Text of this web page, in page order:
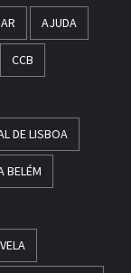
AJUDA
CCB
DE LISBOA
BELÉM